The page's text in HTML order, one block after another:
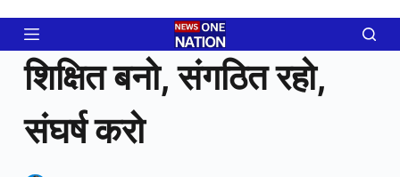
content
शिक्षित बनो, संगठित रहो,
संघर्ष करो